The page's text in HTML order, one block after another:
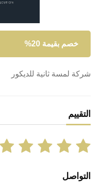
خصم بقيمة 20%
شركة لمسة ثانية للديكور
التقييم
التواصل